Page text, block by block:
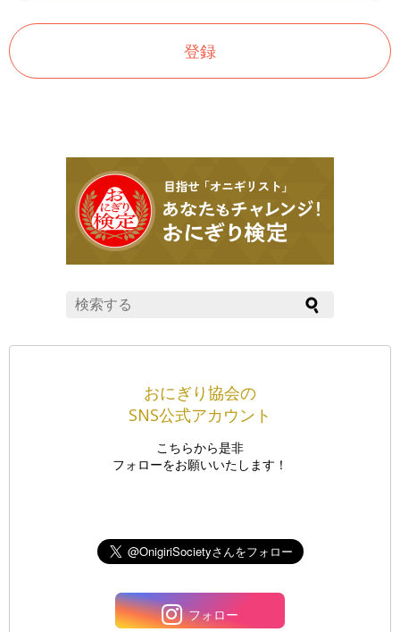
登録
おにぎり協会の
SNS公式アカウント
こちらから是非
フォローをお願いいたします！
フォロー